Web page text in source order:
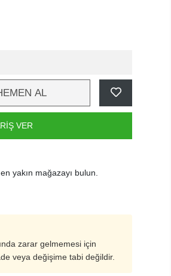
AL
VER
yakın mağazayı bulun.
zarar gelmemesi için
veya değişime tabi değildir.